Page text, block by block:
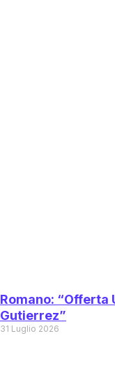
Romano: “Offerta
Gutierrez”
31 Luglio 2026